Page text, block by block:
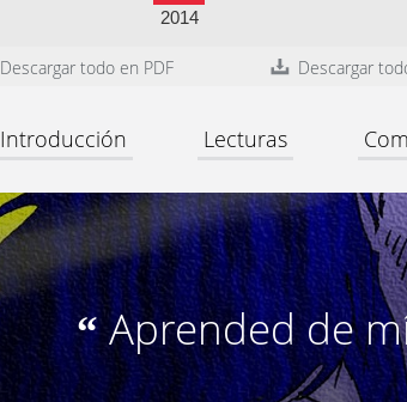
2014
Descargar todo en PDF Descargar
Introducción Lecturas
“Aprended de